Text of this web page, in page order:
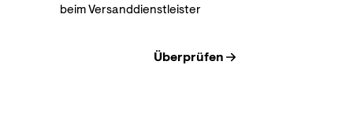
beim Versanddienstleister
Überprüfen